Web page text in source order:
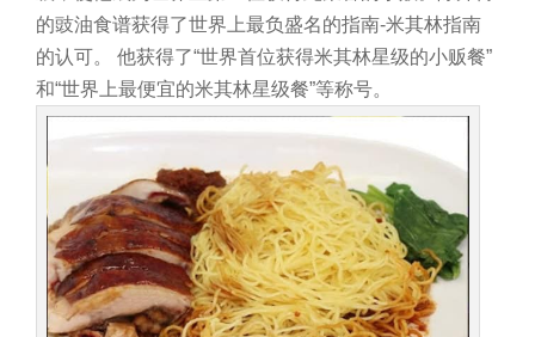
的豉油食谱获得了世界上最负盛名的指南-米其林指南
的认可。
他获得了“世界首位获得米其林星级的小贩餐”
和“世界上最便宜的米其林星级餐”等称号。